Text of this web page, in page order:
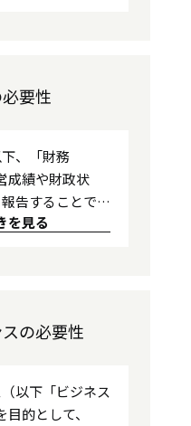
要性
、「財務
成績や財政状
告することで…
を見る
の必要性
以下「ビジネス
的として、